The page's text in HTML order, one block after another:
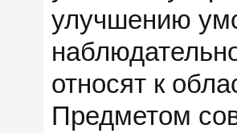
улучшению
относят к
Предметом